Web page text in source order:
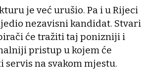
je već urušio. Pa i u Rijeci
nezavisni kandidat. Stvari
će tražiti taj ponizniji i
pristup u kojem će
servis na svakom mjestu.